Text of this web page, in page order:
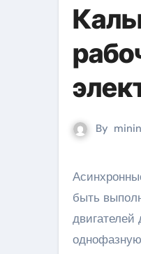
By
Асинхронные электродвигатели широко используются на производстве и в быту. По конструкции могут
быть
однофазную